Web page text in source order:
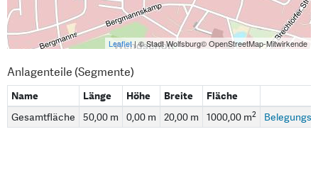
Leaflet| © Stadt Wolfsburg© OpenStreetMap-Mitwirkende
Anlagenteile (Segmente)
Name Länge Höhe Breite
Fläche
Gesamtfläche
50,00 m 0,00 m 20,00 m 1000,00 m2